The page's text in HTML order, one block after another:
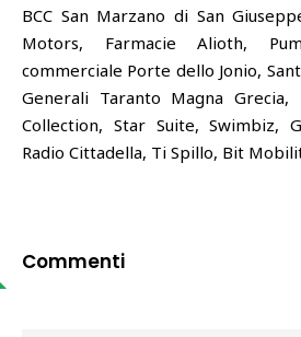
BCC San Marzano di San
Motors, Farmacie Alioth,
commerciale Porte dello Jonio,
Generali Taranto Magna Grecia,
Collection, Star Suite, Swimbiz,
Radio Cittadella, Ti Spillo, Bit
Commenti